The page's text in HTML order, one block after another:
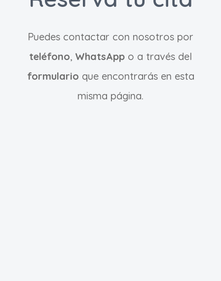
Puedes contactar con nosotros por
teléfono, WhatsApp o a través del
formulario que encontrarás en esta
misma página.